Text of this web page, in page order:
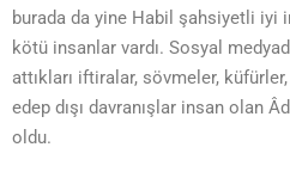
burada da yine Habil şahsiyetli iyi
kötü insanlar vardı. Sosyal
attıkları iftiralar, sövmeler,
edep dışı davranışlar insan olan
oldu.